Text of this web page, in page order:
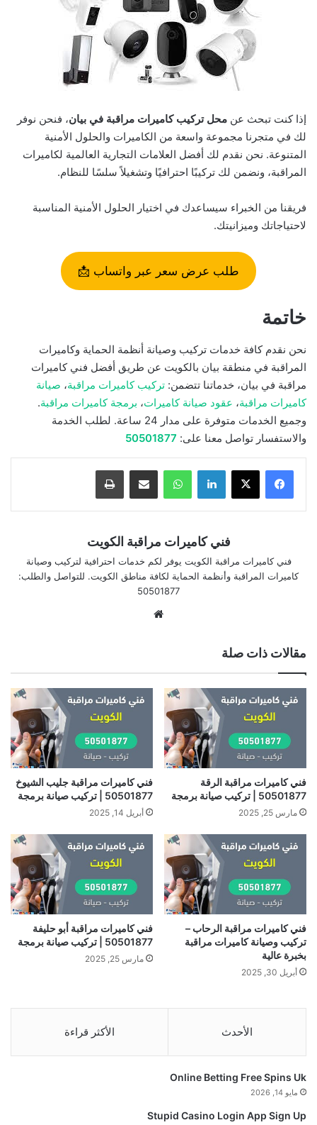
إذا كنت تبحث عن محل تركيب كاميرات مراقبة في بيان، فنحن نوفر
لك في متجرنا مجموعة واسعة من الكاميرات والحلول الأمنية
المتنوعة. نحن نقدم لك أفضل العلامات التجارية العالمية لكاميرات
المراقبة، ونضمن لك تركيبًا احترافيًا وتشغيلاً سلسًا للنظام.
فريقنا من الخبراء سيساعدك في اختيار الحلول الأمنية المناسبة
لاحتياجاتك وميزانيتك.
طلب عرض سعر عبر واتساب 📩
خاتمة
نحن نقدم كافة خدمات تركيب وصيانة أنظمة الحماية وكاميرات
المراقبة في منطقة بيان بالكويت عن طريق أفضل فني كاميرات
مراقبة في بيان، خدماتنا تتضمن: تركيب كاميرات مراقبة، صيانة
كاميرات مراقبة، عقود صيانة كاميرات، برمجة كاميرات مراقبة.
وجميع الخدمات متوفرة على مدار 24 ساعة. لطلب الخدمة
والاستفسار تواصل معنا على: 50501877
لينكدإن واتساب مشاركة بالبريد الإلكترونيطباعة
فني كاميرات مراقبة الكويت
فني كاميرات مراقبة الكويت يوفر لكم خدمات احترافية لتركيب وصيانة
كاميرات المراقبة وأنظمة الحماية لكافة مناطق الكويت. للتواصل والطلب:
50501877
مقالات ذات صلة
فني كاميرات مراقبة الرقة
50501877 | تركيب صيانة برمجة
مارس 25, 2025
فني كاميرات مراقبة جليب الشيوخ
50501877 | تركيب صيانة برمجة
أبريل 14, 2025
فني كاميرات مراقبة الرحاب –
تركيب وصيانة كاميرات مراقبة
بخبرة عالية
أبريل 30, 2025
فني كاميرات مراقبة أبو حليفة
50501877 | تركيب صيانة برمجة
مارس 25, 2025
الأحدث الأكثر قراءة
Online Betting Free Spins Uk
مايو 14, 2026
Stupid Casino Login App Sign Up